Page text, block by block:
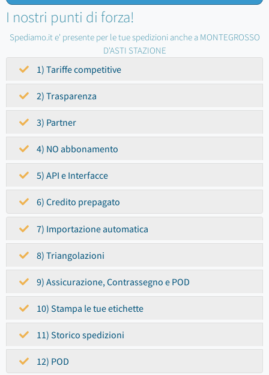
I nostri punti di forza!
Spediamo.it e' presente per le tue spedizioni anche a MONTEGROSSO
D'ASTI STAZIONE
1) Tariffe competitive
2) Trasparenza
3) Partner
4) NO abbonamento
5) API e Interfacce
6) Credito prepagato
7) Importazione automatica
8) Triangolazioni
9) Assicurazione, Contrassegno e POD
10) Stampa le tue etichette
11) Storico spedizioni
12) POD